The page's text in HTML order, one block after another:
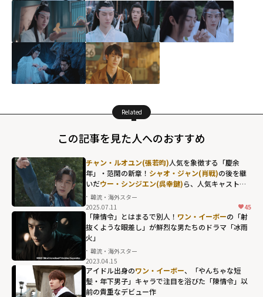
Related
この記事を見た人へのおすすめ
チャン・ルオユン(張若昀)人気を象徴する「慶余
年」・范閑の新章！ シャオ・ジャン(肖戦)の後を継
いだウー・シンジエン(呉幸鍵)ら、人気キャストの
「その後」が大反響
韓流・海外スター
2025.07.11
45
「陳情令」とはまるで別人！ ワン・イーボーの「射
抜くような眼差し」が鮮烈な男たちのドラマ「冰雨
火」
韓流・海外スター
2023.04.15
アイドル出身のワン・イーボー、「やんちゃな短
髪・年下男子」キャラで注目を浴びた「陳情令」以
前の貴重なデビュー作